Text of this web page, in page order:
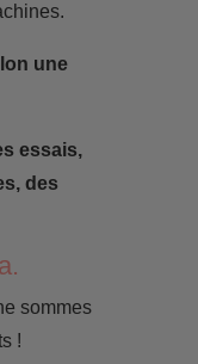
une
essais,
des
sommes
!